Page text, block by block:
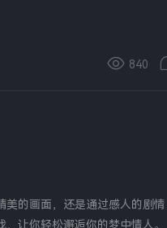
840
的画面，还是通过感人的剧情
你轻松邂逅你的梦中情人。 首